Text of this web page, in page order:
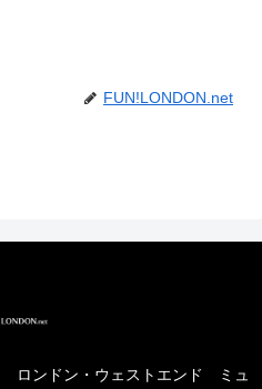
FUN!LONDON.net
ロンドン・ウェストエンド ミュ